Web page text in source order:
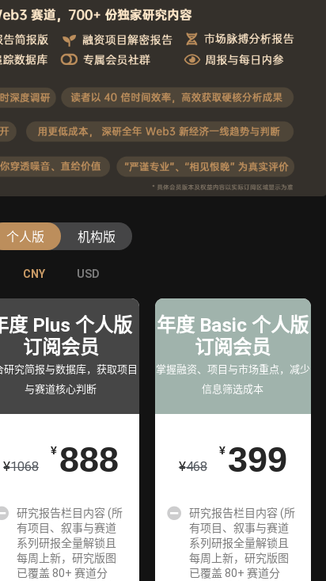
个人版 机构版
CNY USD
度 Plus 个人版
订阅会员
研究简报与数据库，获取项目
与赛道核心判断
¥1068
¥ 888
研究报告栏目内容 (所
有项目、叙事与赛道
系列研报全量解锁且
每周上新，研究版图
已覆盖 80+ 赛道分
年度 Basic 个人版
订阅会员
掌握融资、项目与市场重点，减少
信息筛选成本
¥468
¥ 399
研究报告栏目内容 (所
有项目、叙事与赛道
系列研报全量解锁且
每周上新，研究版图
已覆盖 80+ 赛道分
CNY USD
级年
会员
制研究支
账号
，若
席位请
服)
高级版
机构专业年
度服务会员
增强研判深度，获得分析
¥ 98000
企业多账号
(5 席位，若
需增加席位请
联系客服)
专业版
机构旗舰年
度服务会员
深度洞察支持，满足高阶
研究
¥
129800
企业多账号
(6 席位，若
需增加席位请
联系客服)
旗舰版